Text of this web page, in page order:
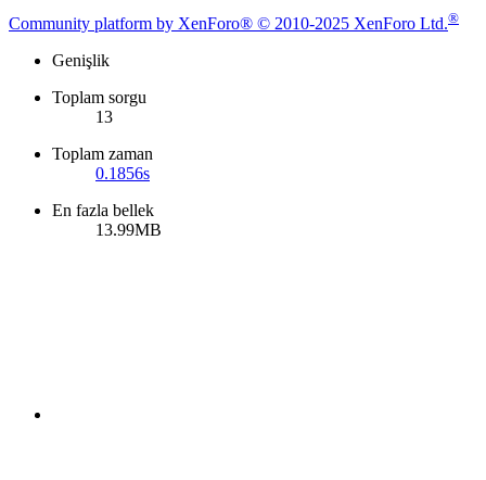
Community platform by XenForo® © 2010-2025 XenForo Ltd.®
Genişlik
Toplam sorgu
13
Toplam zaman
0.1856s
En fazla bellek
13.99MB